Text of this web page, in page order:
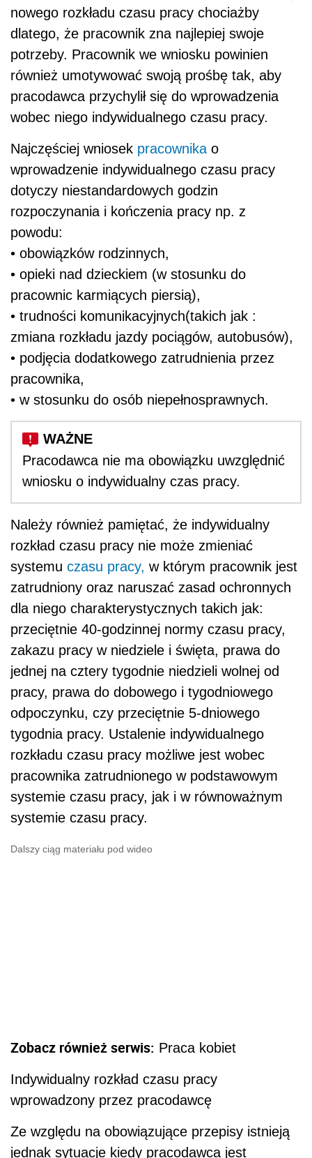
nowego rozkładu czasu pracy chociażby
dlatego, że pracownik zna najlepiej swoje
potrzeby. Pracownik we wniosku powinien
również umotywować swoją prośbę tak, aby
pracodawca przychylił się do wprowadzenia
wobec niego indywidualnego czasu pracy.
Najczęściej wniosek pracownika o
wprowadzenie indywidualnego czasu pracy
dotyczy niestandardowych godzin
rozpoczynania i kończenia pracy np. z
powodu:
• obowiązków rodzinnych,
• opieki nad dzieckiem (w stosunku do
pracownic karmiących piersią),
• trudności komunikacyjnych(takich jak :
zmiana rozkładu jazdy pociągów, autobusów),
• podjęcia dodatkowego zatrudnienia przez
pracownika,
• w stosunku do osób niepełnosprawnych.
Pracodawca nie ma obowiązku uwzględnić
wniosku o indywidualny czas pracy.
Należy również pamiętać, że indywidualny
rozkład czasu pracy nie może zmieniać
systemu czasu pracy, w którym pracownik jest
zatrudniony oraz naruszać zasad ochronnych
dla niego charakterystycznych takich jak:
przeciętnie 40-godzinnej normy czasu pracy,
zakazu pracy w niedziele i święta, prawa do
jednej na cztery tygodnie niedzieli wolnej od
pracy, prawa do dobowego i tygodniowego
odpoczynku, czy przeciętnie 5-dniowego
tygodnia pracy. Ustalenie indywidualnego
rozkładu czasu pracy możliwe jest wobec
pracownika zatrudnionego w podstawowym
systemie czasu pracy, jak i w równoważnym
systemie czasu pracy.
Dalszy ciąg materiału pod wideo
Zobacz również serwis: Praca kobiet
Indywidualny rozkład czasu pracy
wprowadzony przez pracodawcę
Ze względu na obowiązujące przepisy istnieją
jednak sytuacje kiedy pracodawca jest